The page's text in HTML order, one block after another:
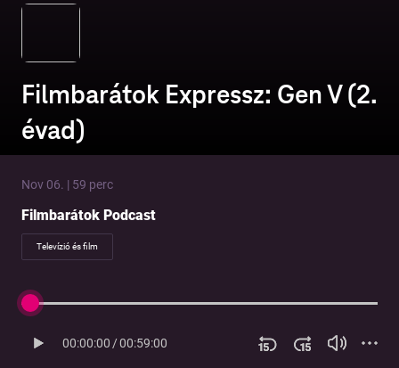
Filmbarátok Expressz: Gen V (2.
évad)
Nov 06. | 59 perc
Filmbarátok Podcast
Televízió és film
00:00:00/00:59:00